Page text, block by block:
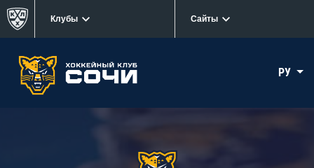
Клубы Сайты
РУ